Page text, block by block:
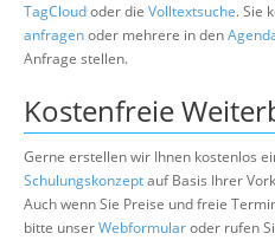
TagCloudoder die Volltextsuche. Sie
anfragenoder mehrere in den
Anfrage stellen.
Kostenfreie
Gerne erstellen wir Ihnen kostenlos
Schulungskonzeptauf Basis Ihrer
Auch wenn Sie Preise und freie
bitte unserWebformularoder rufen